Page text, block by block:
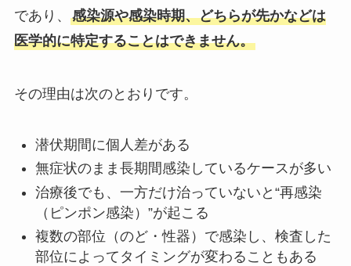
であり、 感染源や感染時期、どちらが先かなどは
医学的に特定することはできません。
その理由は次のとおりです。
潜伏期間に個人差がある
無症状のまま長期間感染しているケースが多い
治療後でも、一方だけ治っていないと“再感染
（ピンポン感染）”が起こる
複数の部位（のど・性器）で感染し、検査した
部位によってタイミングが変わることもある